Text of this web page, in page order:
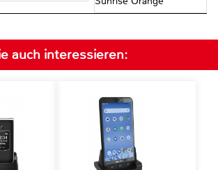
auch interessieren: